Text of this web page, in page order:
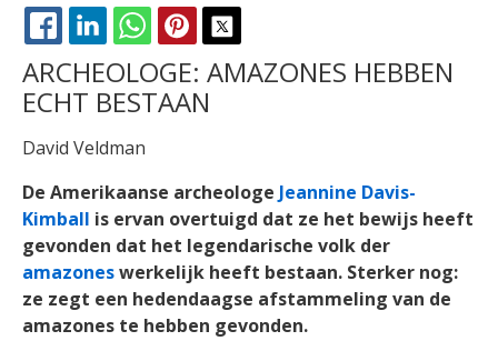
FACEBOOK
LINKEDINWHATSAPPPINTEREST
ARCHEOLOGE: AMAZONES HEBBEN
ECHT BESTAAN
David Veldman
De Amerikaanse archeologe Jeannine Davis-
Kimball is ervan overtuigd dat ze het bewijs heeft
gevonden dat het legendarische volk der
amazoneswerkelijk heeft bestaan. Sterker nog:
ze zegt een hedendaagse afstammeling van de
amazones te hebben gevonden.